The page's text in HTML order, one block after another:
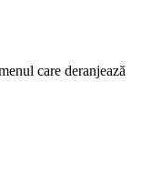
care deranjează